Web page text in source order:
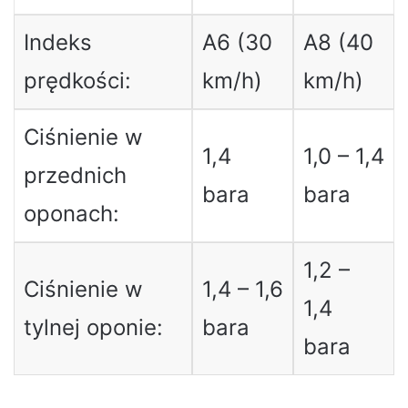
Indeks
prędkości:
A6 (30
km/h)
A8 (40
km/h)
Ciśnienie w
przednich
oponach:
1,4
bara
1,0 – 1,4
bara
Ciśnienie w
tylnej oponie:
1,4 – 1,6
bara
1,2 –
1,4
bara